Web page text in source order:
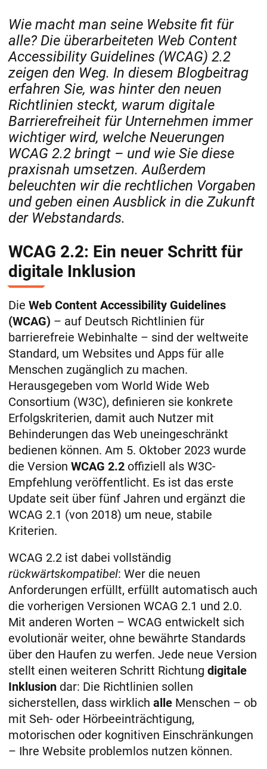
Wie macht man seine Website fit für
alle? Die überarbeiteten Web Content
Accessibility Guidelines (WCAG) 2.2
zeigen den Weg. In diesem Blogbeitrag
erfahren Sie, was hinter den neuen
Richtlinien steckt, warum digitale
Barrierefreiheit für Unternehmen immer
wichtiger wird, welche Neuerungen
WCAG 2.2 bringt – und wie Sie diese
praxisnah umsetzen. Außerdem
beleuchten wir die rechtlichen Vorgaben
und geben einen Ausblick in die Zukunft
der Webstandards.
WCAG 2.2: Ein neuer Schritt für
digitale Inklusion
Die Web Content Accessibility Guidelines
(WCAG) – auf Deutsch Richtlinien für
barrierefreie Webinhalte – sind der weltweite
Standard, um Websites und Apps für alle
Menschen zugänglich zu machen.
Herausgegeben vom World Wide Web
Consortium (W3C), definieren sie konkrete
Erfolgskriterien, damit auch Nutzer mit
Behinderungen das Web uneingeschränkt
bedienen können. Am 5. Oktober 2023 wurde
die Version WCAG 2.2offiziell als W3C-
Empfehlung veröffentlicht​. Es ist das erste
Update seit über fünf Jahren und ergänzt die
WCAG 2.1 (von 2018) um neue, stabile
Kriterien​.
WCAG 2.2 ist dabei vollständig
rückwärtskompatibel: Wer die neuen
Anforderungen erfüllt, erfüllt automatisch auch
die vorherigen Versionen WCAG 2.1 und 2.0​.
Mit anderen Worten – WCAG entwickelt sich
evolutionär weiter, ohne bewährte Standards
über den Haufen zu werfen. Jede neue Version
stellt einen weiteren Schritt Richtung digitale
Inklusiondar: Die Richtlinien sollen
sicherstellen, dass wirklich alleMenschen – ob
mit Seh- oder Hörbeeinträchtigung,
motorischen oder kognitiven Einschränkungen
– Ihre Website problemlos nutzen können.